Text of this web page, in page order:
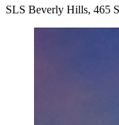
SLS Beverly Hills, 465